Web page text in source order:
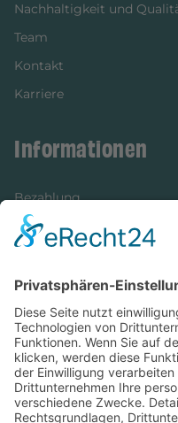
Nachhaltigkeit und
Team
Kontakt
Karriere
Informationen
Bezahlung
Newsletter
Versandinformationen
Verfügbarkeit/
Rechtliches
Widerrufsrecht und
Impressum